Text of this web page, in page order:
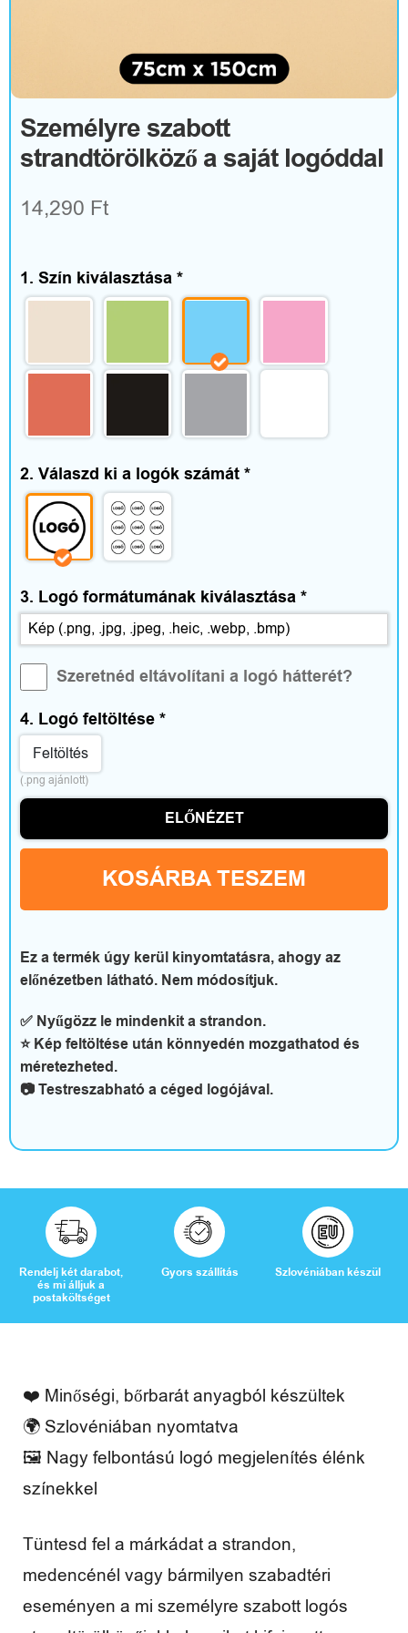
á
z
a
é
s
i
é
s
z
í
t
ő
k
O
t
h
n
é
s
s
a
b
a
d
i
V
é
l
e
m
Személyre szabott
strandtörölköző a saját logóddal
14,290 Ft
1. Szín kiválasztása *
2. Válaszd ki a logók számát *
3. Logó formátumának kiválasztása *
Szeretnéd eltávolítani a logó hátterét?
4. Logó feltöltése *
Feltöltés
(.png ajánlott)
ELŐNÉZET
KOSÁRBA TESZEM
Ez a termék úgy kerül kinyomtatásra, ahogy az
előnézetben látható. Nem módosítjuk.
✅ Nyűgözz le mindenkit a strandon.
⭐ Kép feltöltése után könnyedén mozgathatod és
méretezheted.
📷 Testreszabható a céged logójával.
Rendelj két darabot,
és mi álljuk a
postaköltséget
Gyors szállítás Szlovéniában készül
❤️ Minőségi, bőrbarát anyagból készültek
🌍 Szlovéniában nyomtatva
🖼️ Nagy felbontású logó megjelenítés élénk
színekkel
Tüntesd fel a márkádat a strandon,
medencénél vagy bármilyen szabadtéri
eseményen a mi személyre szabott logós